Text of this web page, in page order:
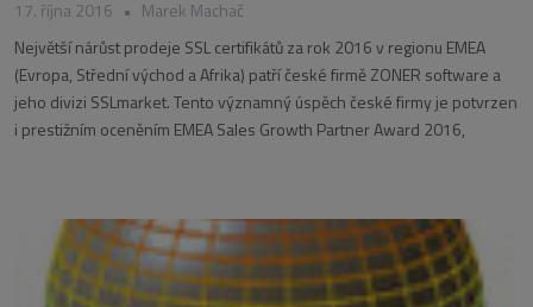
17. října 2016 • Marek Machač
Největší nárůst prodeje SSL certifikátů za rok 2016 v regionu EMEA
(Evropa, Střední východ a Afrika) patří české firmě ZONER software a
jeho divizi SSLmarket. Tento významný úspěch české firmy je potvrzen
i prestižním oceněním EMEA Sales Growth Partner Award 2016,